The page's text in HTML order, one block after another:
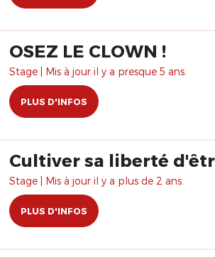
OSEZ LE CLOWN !
Stage | Mis à jour il y a presque 5 ans.
PLUS D'INFOS
Cultiver sa liberté
Stage | Mis à jour il y a plus de 2 ans.
PLUS D'INFOS